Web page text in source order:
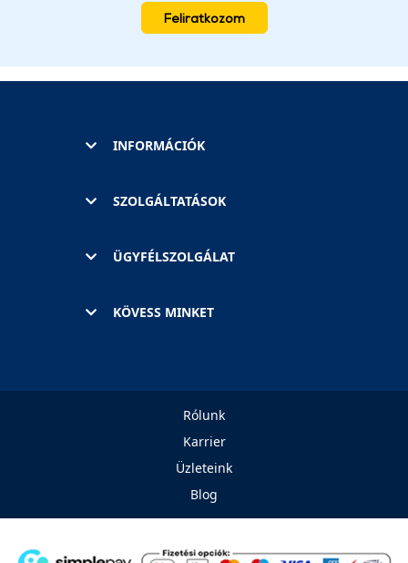
Feliratkozom
INFORMÁCIÓK
SZOLGÁLTATÁSOK
ÜGYFÉLSZOLGÁLAT
KÖVESS MINKET
Rólunk
Karrier
Üzleteink
Blog